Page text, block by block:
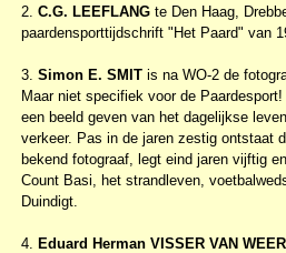
2.C.G. LEEFLANG te Den Haag,
paardensporttijdschrift "Het Paard" van
3.Simon E. SMIT is na WO-2 de
Maar niet specifiek voor de
een beeld geven van het dagelijkse
verkeer. Pas in de jaren zestig ontstaat
bekend fotograaf, legt eind jaren vijftig
Count Basi, het strandleven,
Duindigt.
4. Eduard Herman VISSER VAN